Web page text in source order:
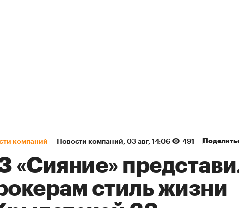
компаний Новости компаний⁠, 03 авг, 14:06 491
«Сияние»
стиль жизни